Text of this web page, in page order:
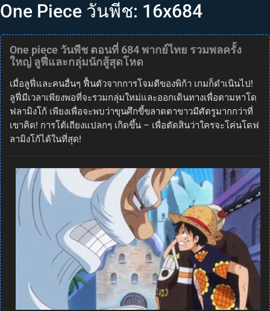
One Piece วันพีช: 16x684
One piece วันพีช ตอนที่ 684 พากย์ไทย รวมพลครั้ง
ใหญ่ ลูฟี่และกลุ่มนักสู้สุดโหด
เมื่อลูฟี่และคนอื่นๆ ฟื้นตัวจากการโจมตีของพิก้า เกมก็ดำเนินไป!
ลูฟี่มีเวลาเพียงพอที่จะรวมกลุ่มใหม่และออกเดินทางเพื่อตามหาโด
ฟลามิงโก้ เพียงเพื่อจะพบว่าขุนศึกขี้ขลาดตาขาวมีศัตรูมากกว่าที่
เขาคิด! การโต้เถียงแปลกๆ เกิดขึ้น – เพื่อตัดสินว่าใครจะโค่นโดฟ
ลามิงโก้ได้ในที่สุด!